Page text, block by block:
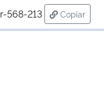
568-213
Copiar
para